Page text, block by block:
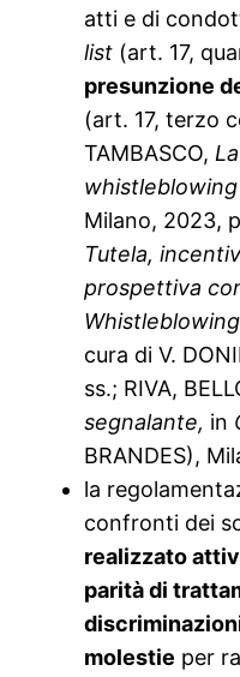
atti e di
list (art. 17,
presunzione
(art. 17, terzo
TAMBASCO,
Milano, 2023,
Tutela,
prospettiva
cura di V.
ss.; RIVA,
segnalante, in
BRANDES),
la
confronti dei
realizzato
parità di
molestie per